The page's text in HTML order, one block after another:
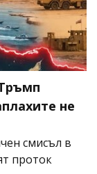
не
смисъл в
проток